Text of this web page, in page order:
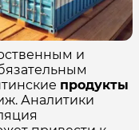
и
продукты
Аналитики